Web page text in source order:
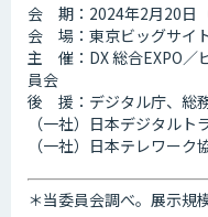
会 期：2024年2月20日
会 場：東京ビッグサイ
主 催：DX 総合EXPO／
員会
後 援：デジタル庁、総務
（一社）日本デジタルト
（一社）日本テレワー
＊当委員会調べ。展示規